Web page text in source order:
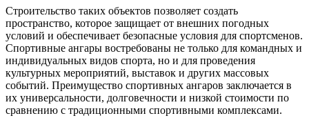
Строительство таких объектов позволяет создать
пространство, которое защищает от внешних погодных
условий и обеспечивает безопасные условия для спортсменов.
Спортивные ангары востребованы не только для командных и
индивидуальных видов спорта, но и для проведения
культурных мероприятий, выставок и других массовых
событий. Преимущество спортивных ангаров заключается в
их универсальности, долговечности и низкой стоимости по
сравнению с традиционными спортивными комплексами.